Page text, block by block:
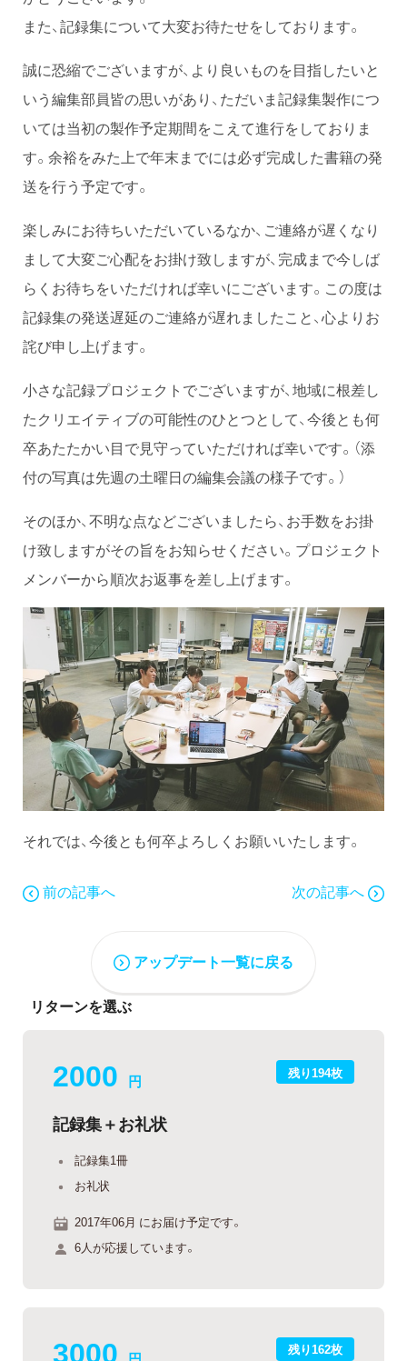
また、記録集について大変お待たせをしております。
誠に恐縮でございますが、より良いものを目指したいと
いう編集部員皆の思いがあり、ただいま記録集製作につ
いては当初の製作予定期間をこえて進行をしておりま
す。余裕をみた上で年末までには必ず完成した書籍の発
送を行う予定です。
楽しみにお待ちいただいているなか、ご連絡が遅くなり
まして大変ご心配をお掛け致しますが、完成まで今しば
らくお待ちをいただければ幸いにございます。この度は
記録集の発送遅延のご連絡が遅れましたこと、心よりお
詫び申し上げます。
小さな記録プロジェクトでございますが、地域に根差し
たクリエイティブの可能性のひとつとして、今後とも何
卒あたたかい目で見守っていただければ幸いです。（添
付の写真は先週の土曜日の編集会議の様子です。）
そのほか、不明な点などございましたら、お手数をお掛
け致しますがその旨をお知らせください。プロジェクト
メンバーから順次お返事を差し上げます。
それでは、今後とも何卒よろしくお願いいたします。
前の記事へ 次の記事へ
アップデート一覧に戻る
リターンを選ぶ
残り194枚
2000 円
記録集＋お礼状
記録集1冊
お礼状
2017年06月 にお届け予定です。
6人が応援しています。
残り162枚
3000